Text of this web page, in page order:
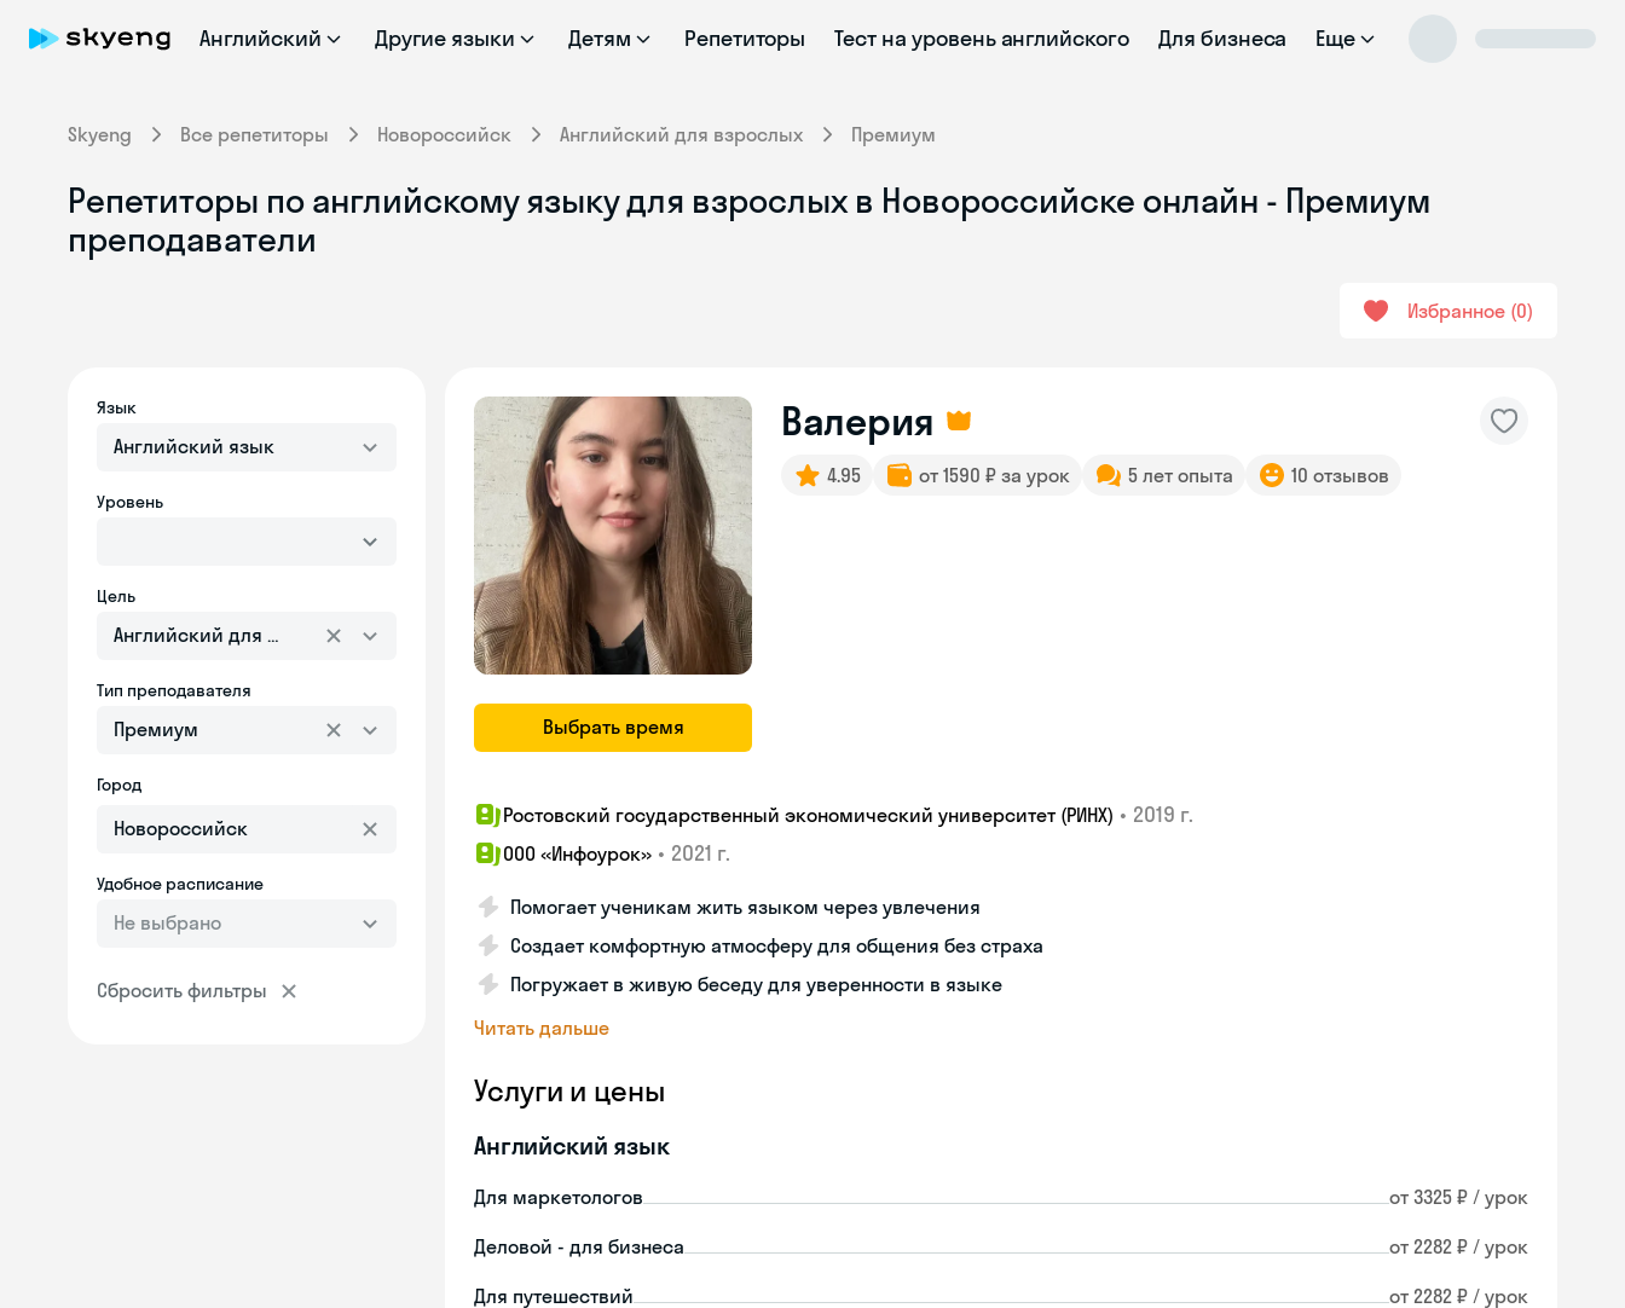
Английский Другие языки Детям Репетиторы Тест на уровень английского Для бизнеса Еще
Skyeng Все репетиторы Новороссийск Английский для взрослых Премиум
Репетиторы по английскому языку для взрослых в Новороссийске онлайн - Премиум
преподаватели
Избранное 0
Язык
Английский язык
Уровень
Цель
Английский для взрослых
Тип преподавателя
Премиум
Город
Удобное расписание
Не выбрано
Сбросить фильтры
Выбрать время
Валерия
4.95 от 1590 ₽ за урок 5 лет опыта 10 отзывов
Ростовский государственный экономический университет (РИНХ) • 2019 г.
ООО «Инфоурок» • 2021 г.
Помогает ученикам жить языком через увлечения
Создает комфортную атмосферу для общения без страха
Погружает в живую беседу для уверенности в языке
Читать дальше
Услуги и цены
Английский язык
Для маркетологов от 3325 ₽ / урок
Деловой - для бизнеса от 2282 ₽ / урок
Для путешествий от 2282 ₽ / урок